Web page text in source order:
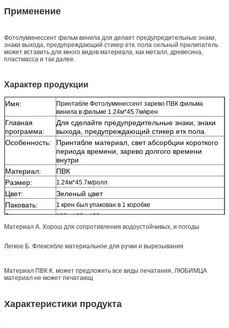
Применение
Фотолуминессент фильм винила для делает предупредительные знаки,
знаки выхода, предупреждающий стикер етк. пола сильный прилипатель
может вставить для много видов материала, как металл, древесина,
пластмасса и так далее.
Характер продукции
Имя:
Принтабле Фотолуминессент зарево ПВК фильма
винила в фильме 1.24м*45.7м/крен
Главная
программа:
Для сделайте предупредительные знаки, знаки
выхода, предупреждающий стикер етк пола.
Особенность:
Принтабле материал, свет абсорбции короткого
периода времени, зарево долгого времени
внутри
Материал:
ПВК
Размер:
1.24м*45.7м/ролл
Цвет:
Зеленый цвет
Паковать:
1 крен был упакован в 1 коробке
Размер упаковки:130км*22км*22км
Образец:
свободный образец пока перевозка собирает, в
Доставка:
1-2 недель, согласно количеству заказа
Материал А. Хорош для сопротивления водоустойчивых, и погоды
Легкое Б. Флексябле материальное для ручки и вырезывания
Материал ПВК К. может предложить все виды печатания, ЛЮБИМЦА
материал не может печатающ
Характеристики продукта